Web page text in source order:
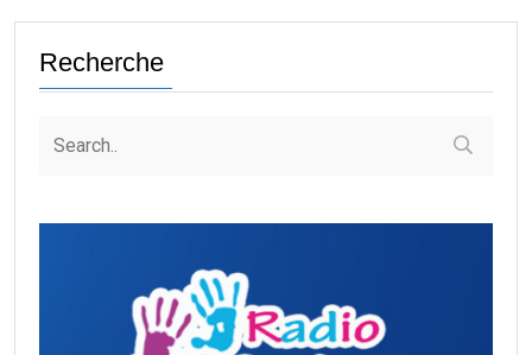
Recherche